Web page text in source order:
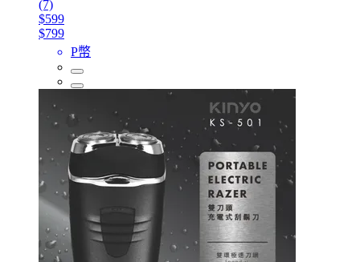
(7)
$599
$799
P幣